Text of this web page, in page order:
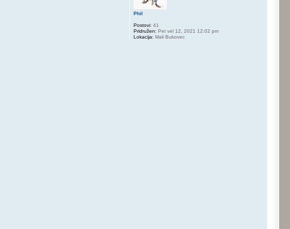
Phil
Postovi: 41
Pridružen: Pet vel 12, 2021 12:02 pm
Lokacija: Mali Bukovec